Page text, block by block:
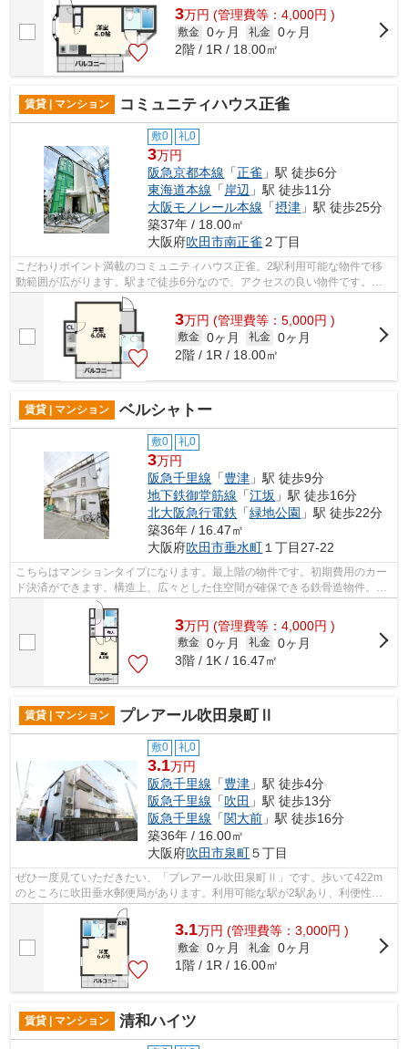
3万円 (管理費等：4,000円 )
敷金 0ヶ月 礼金 0ヶ月
2階 / 1R / 18.00㎡
賃貸 | マンション コミュニティハウス正雀
敷0 礼0
3万円
阪急京都本線 「正雀 」駅 徒歩6分
東海道本線 「岸辺 」駅 徒歩11分
大阪モノレール本線 「摂津 」駅 徒歩25分
築37年 / 18.00㎡
大阪府吹田市南正雀 ２丁目
こだわりポイント満載のコミュニティハウス正雀。2駅利用可能な物件で移
動範囲が広がります。駅まで徒歩6分なので、アクセスの良い物件です。遮
音性も高いRC構造の物件。より多くの不...
3万円 (管理費等：5,000円 )
敷金 0ヶ月 礼金 0ヶ月
2階 / 1R / 18.00㎡
賃貸 | マンション ベルシャトー
敷0 礼0
3万円
阪急千里線 「豊津 」駅 徒歩9分
地下鉄御堂筋線 「江坂 」駅 徒歩16分
北大阪急行電鉄 「緑地公園 」駅 徒歩22分
築36年 / 16.47㎡
大阪府吹田市垂水町 １丁目27-22
こちらはマンションタイプになります。最上階の物件です。初期費用のカー
ド決済ができます。構造上、広々とした住空間が確保できる鉄骨造物件。ご
自身の目で吹田市の物件をご覧になり...
3万円 (管理費等：4,000円 )
敷金 0ヶ月 礼金 0ヶ月
3階 / 1K / 16.47㎡
賃貸 | マンション プレアール吹田泉町Ⅱ
敷0 礼0
3.1万円
阪急千里線 「豊津 」駅 徒歩4分
阪急千里線 「吹田 」駅 徒歩13分
阪急千里線 「関大前 」駅 徒歩16分
築36年 / 16.00㎡
大阪府吹田市泉町５丁目
ぜひ一度見ていただきたい、「プレアール吹田泉町Ⅱ」です。歩いて422m
のところに吹田垂水郵便局があります。利用可能な駅が2駅あり、利便性の
高い物件です。構造上、広々とした住空間...
3.1万円 (管理費等：3,000円 )
敷金 0ヶ月 礼金 0ヶ月
1階 / 1R / 16.00㎡
賃貸 | マンション 清和ハイツ